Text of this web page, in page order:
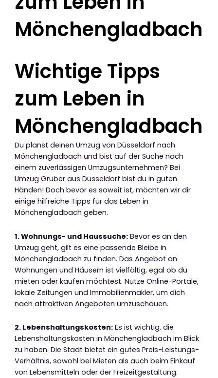
Mönchengladbach
Wichtige Tipps
zum Leben in
Mönchengladbach
Du planst deinen Umzug von Düsseldorf nach
Mönchengladbach und bist auf der Suche nach
einem zuverlässigen Umzugsunternehmen? Bei
Umzug Gruber aus Düsseldorf bist du in guten
Händen! Doch bevor es soweit ist, möchten wir dir
einige hilfreiche Tipps für das Leben in
Mönchengladbach geben.
1. Wohnungs- und Haussuche: Bevor es an den
Umzug geht, gilt es eine passende Bleibe in
Mönchengladbach zu finden. Das Angebot an
Wohnungen und Häusern ist vielfältig, egal ob du
mieten oder kaufen möchtest. Nutze Online-Portale,
lokale Zeitungen und Immobilienmakler, um dich
nach attraktiven Angeboten umzuschauen.
2. Lebenshaltungskosten: Es ist wichtig, die
Lebenshaltungskosten in Mönchengladbach im Blick
zu haben. Die Stadt bietet ein gutes Preis-Leistungs-
Verhältnis, sowohl bei Mieten als auch beim Einkauf
von Lebensmitteln oder der Freizeitgestaltung.